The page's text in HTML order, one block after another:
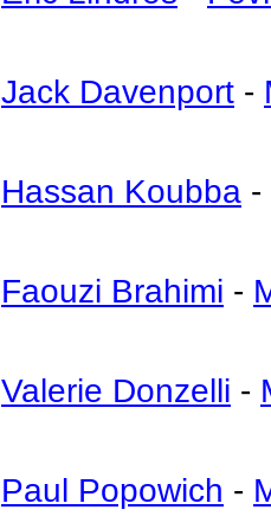
Jack Davenport -
Hassan Koubba -
Faouzi Brahimi -
Valerie Donzelli -
Paul Popowich -